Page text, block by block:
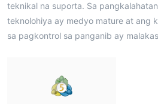
teknikal na suporta. Sa
teknolohiya ay medyo mature at ang
sa pagkontrol sa panganib ay malakas